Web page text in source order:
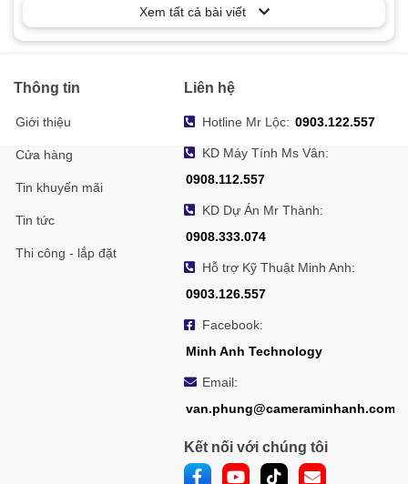
Xem tất cả bài viết
Thông tin
Giới thiệu
Cửa hàng
Tin khuyến mãi
Tin tức
Thi công - lắp đặt
Liên hệ
Hotline Mr Lộc: 0903.122.557
KD Máy Tính Ms Vân:
0908.112.557
KD Dự Án Mr Thành:
0908.333.074
Hỗ trợ Kỹ Thuật Minh Anh:
0903.126.557
Facebook:
Minh Anh Technology
Email:
van.phung@cameraminhanh.com
Kết nối với chúng tôi